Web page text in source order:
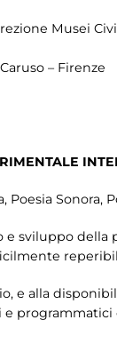
Musei
– Firenze
Poesia Sonora,
sviluppo
e alla